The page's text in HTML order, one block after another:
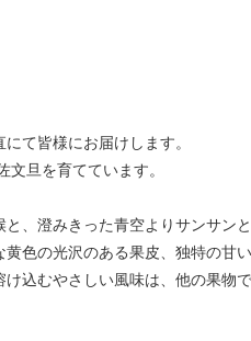
て皆様にお届けします。
旦を育てています。
、澄みきった青空よりサンサン
色の光沢のある果皮、独特の甘
込むやさしい風味は、他の果物で